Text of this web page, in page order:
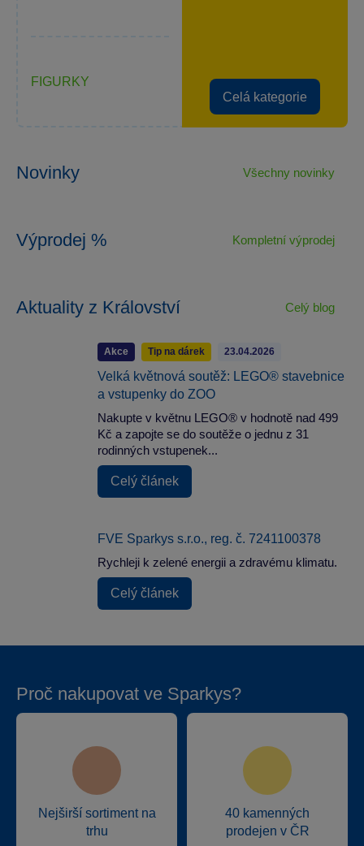
Celá kategorie
FIGURKY
Novinky Všechny novinky
Výprodej % Kompletní výprodej
Aktuality z Království Celý blog
Akce Tip na dárek 23.04.2026
Velká květnová soutěž: LEGO® stavebnice
a vstupenky do ZOO
Nakupte v květnu LEGO® v hodnotě nad 499
Kč a zapojte se do soutěže o jednu z 31
rodinných vstupenek...
Celý článek
FVE Sparkys s.r.o., reg. č. 7241100378
Rychleji k zelené energii a zdravému klimatu.
Celý článek
Proč nakupovat ve Sparkys?
Nejširší sortiment na
trhu
40 kamenných
prodejen v ČR